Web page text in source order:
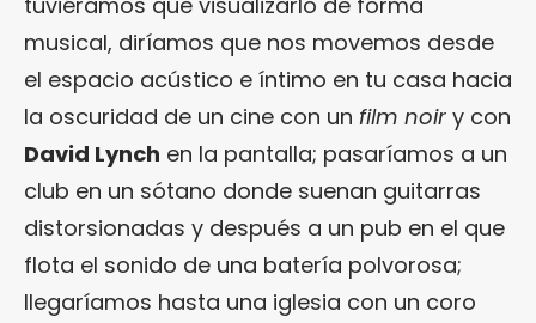
musical, diríamos que nos movemos desde
el espacio acústico e íntimo en tu casa hacia
la oscuridad de un cine con un film noir y con
David Lynch en la pantalla; pasaríamos a un
club en un sótano donde suenan guitarras
distorsionadas y después a un pub en el que
flota el sonido de una batería polvorosa;
llegaríamos hasta una iglesia con un coro